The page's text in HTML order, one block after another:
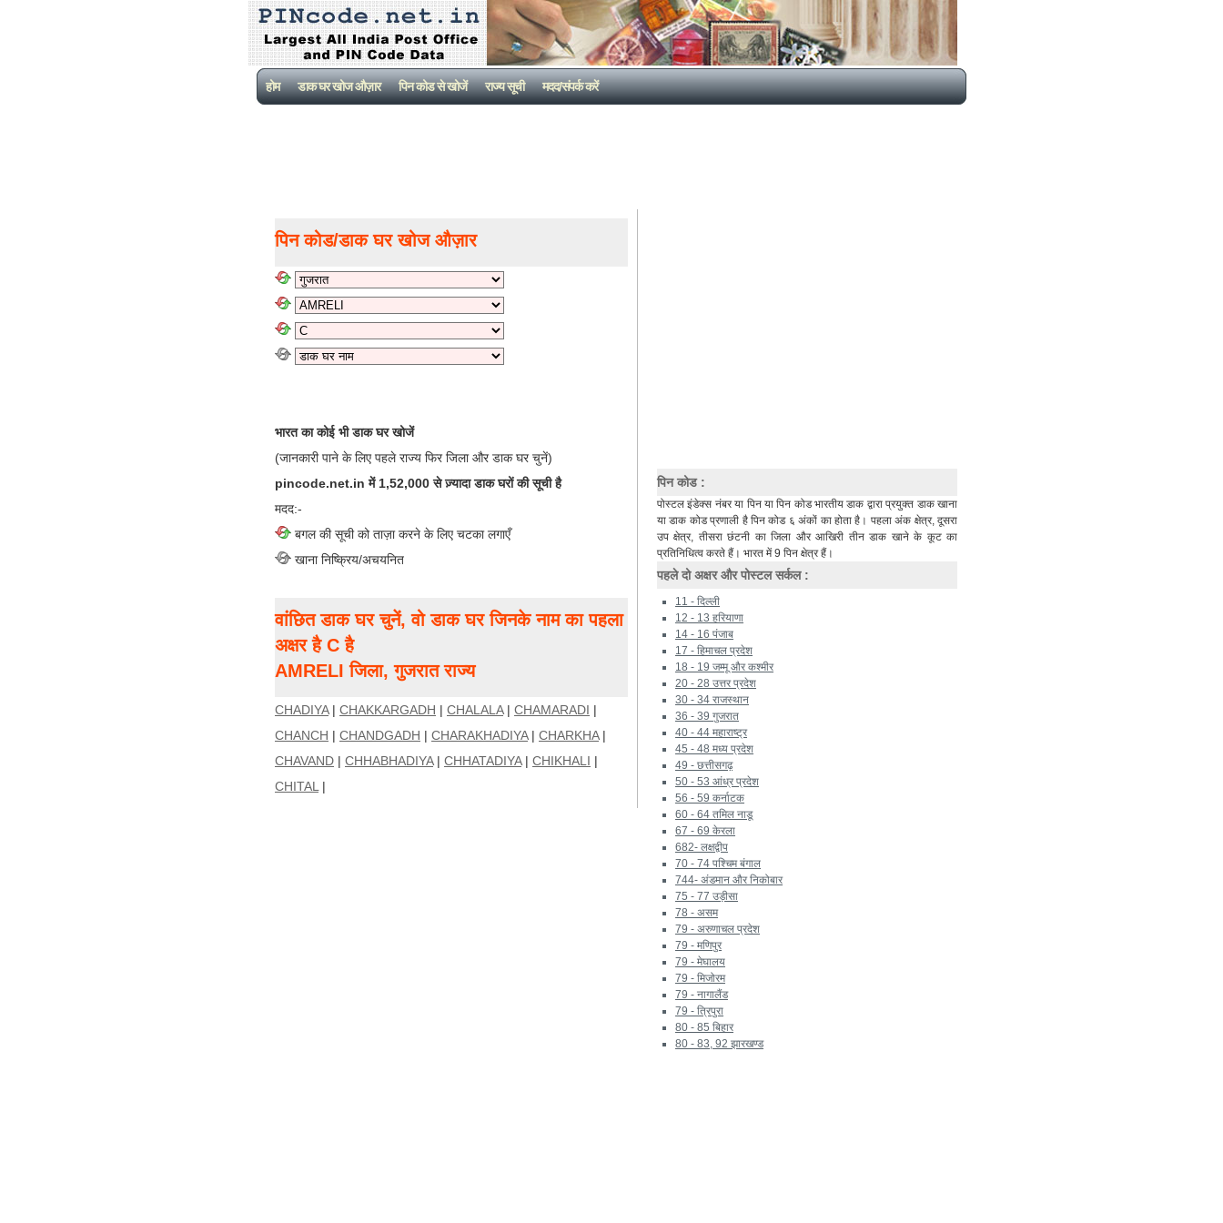
होम डाक घर खोज औज़ार पिन कोड से खोजें राज्य सूची मदद/संपर्क करें
पिन कोड/डाक घर खोज औज़ार
भारत का कोई भी डाक घर खोजें
(जानकारी पाने के लिए पहले राज्य फिर जिला और डाक घर चुनें)
pincode.net.in में 1,52,000 से ज़्यादा डाक घरों की सूची है
मदद:-
बगल की सूची को ताज़ा करने के लिए चटका लगाएँ
खाना निष्क्रिय/अचयनित
वांछित डाक घर चुनें, वो डाक घर जिनके नाम का पहला
अक्षर है C है
AMRELI जिला, गुजरात राज्य
CHADIYA| CHAKKARGADH | CHALALA| CHAMARADI |
CHANCH | CHANDGADH | CHARAKHADIYA| CHARKHA|
CHAVAND | CHHABHADIYA| CHHATADIYA| CHIKHALI |
CHITAL |
पिन कोड :
पोस्टल इंडेक्स नंबर या पिन या पिन कोड भारतीय डाक द्वारा प्रयुक्त डाक खाना
या डाक कोड प्रणाली है पिन कोड ६ अंकों का होता है। पहला अंक क्षेत्र, दूसरा
उप क्षेत्र, तीसरा छंटनी का जिला और आखिरी तीन डाक खाने के कूट का
प्रतिनिधित्व करते हैं। भारत में 9 पिन क्षेत्र हैं।
पहले दो अक्षर और पोस्टल सर्कल :
11 - दिल्ली
12 - 13 हरियाणा
14 - 16 पंजाब
17 - हिमाचल प्रदेश
18 - 19 जम्मू और कश्मीर
20 - 28 उत्तर प्रदेश
30 - 34 राजस्थान
36 - 39 गुजरात
40 - 44 महाराष्ट्र
45 - 48 मध्य प्रदेश
49 - छत्तीसगढ़
50 - 53 आंध्र प्रदेश
56 - 59 कर्नाटक
60 - 64 तमिल नाडू
67 - 69 केरला
682- लक्षद्वीप
70 - 74 पश्चिम बंगाल
744- अंडमान और निकोबार
75 - 77 उड़ीसा
78 - असम
79 - अरुणाचल प्रदेश
79 - मणिपुर
79 - मेघालय
79 - मिजोरम
79 - नागालैंड
79 - त्रिपुरा
80 - 85 बिहार
80 - 83, 92 झारखण्ड